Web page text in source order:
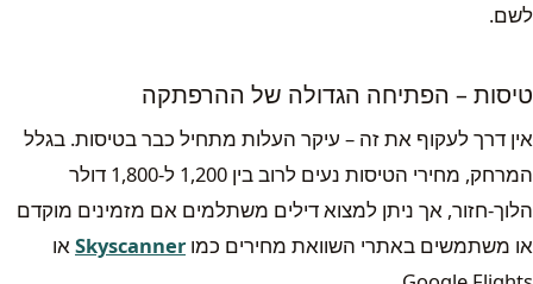
לשם.
טיסות – הפתיחה הגדולה של ההרפתקה
אין דרך לעקוף את זה – עיקר העלות מתחיל כבר בטיסות. בגלל
המרחק, מחירי הטיסות נעים לרוב בין 1,200 ל-1,800 דולר
הלוך-חזור, אך ניתן למצוא דילים משתלמים אם מזמינים מוקדם
או משתמשים באתרי השוואת מחירים כמו Skyscannerאו